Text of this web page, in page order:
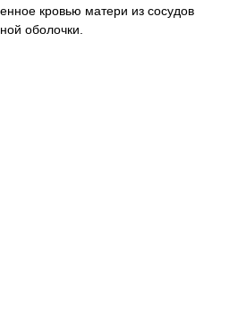
кровью матери из сосудов
оболочки.